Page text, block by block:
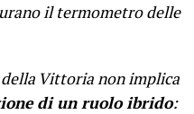
il termometro delle
della Vittoria non implica
di un ruolo ibrido: